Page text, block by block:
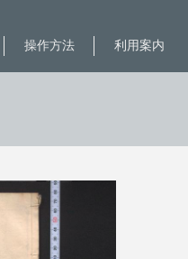
利用案内
操作方法